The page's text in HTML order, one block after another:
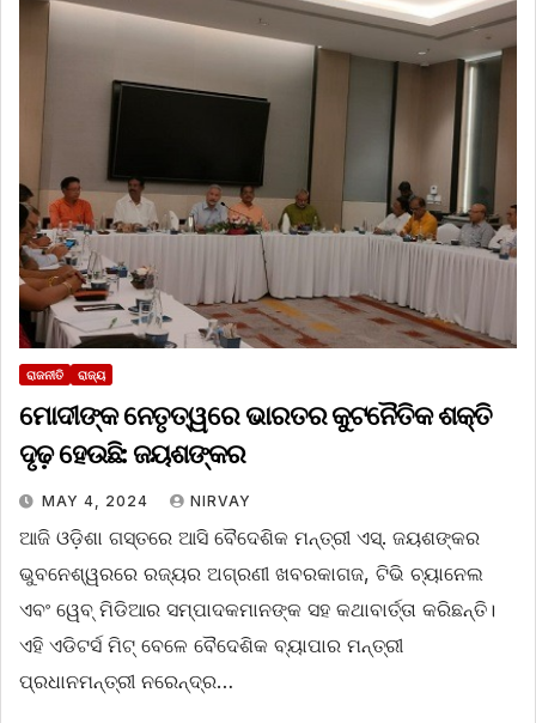
ରାଜନୀତି ରାଜ୍ୟ
ମୋଦୀଙ୍କ ନେତୃତ୍ୱରେ ଭାରତର କୁଟନୈତିକ ଶକ୍ତି
ଦୃଢ଼ ହେଉଛି: ଜୟଶଙ୍କର
MAY 4, 2024 NIRVAY
ଆଜି ଓଡ଼ିଶା ଗସ୍ତରେ ଆସି ବୈଦେଶିକ ମନ୍ତ୍ରୀ ଏସ୍‌. ଜୟଶଙ୍କର
ଭୁବନେଶ୍ୱରରେ ରଜ୍ୟର ଅଗ୍ରଣୀ ଖବରକାଗଜ, ଟିଭି ଚ୍ୟାନେଲ
ଏବଂ ୱେବ୍ ମିଡିଆର ସମ୍ପାଦକମାନଙ୍କ ସହ କଥାବାର୍ତ୍ତା କରିଛନ୍ତି।
ଏହି ଏଡିଟର୍ସ ମିଟ୍‌ ବେଳେ ବୈଦେଶିକ ବ୍ୟାପାର ମନ୍ତ୍ରୀ
ପ୍ରଧାନମନ୍ତ୍ରୀ ନରେନ୍ଦ୍ର…